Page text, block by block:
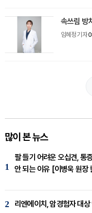
속쓰림 방
임혜정 기자
많이 본 뉴스
1
팔 들기 어려운 오십견, 통
안 되는 이유 [이병욱 원장
2 리엔에이치, 암경험자 대상